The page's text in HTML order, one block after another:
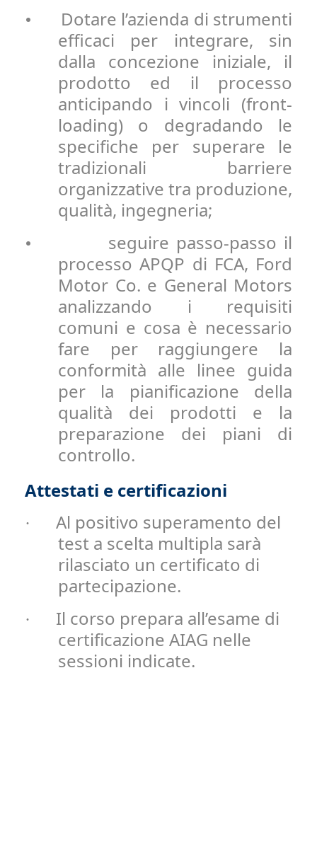
•
Dotare l’azienda di strumenti
efficaci per integrare, sin
dalla concezione iniziale, il
prodotto ed il processo
anticipando i vincoli (front-
loading) o degradando le
specifiche per superare le
tradizionali barriere
organizzative tra produzione,
qualità, ingegneria;
•
seguire passo-passo il
processo APQP di FCA, Ford
Motor Co. e General Motors
analizzando i requisiti
comuni e cosa è necessario
fare per raggiungere la
conformità alle linee guida
per la pianificazione della
qualità dei prodotti e la
preparazione dei piani di
controllo.
Attestati e certificazioni
·
Al positivo superamento del
test a scelta multipla sarà
rilasciato un certificato di
partecipazione.
·
Il corso prepara all’esame di
certificazione AIAG nelle
sessioni indicate.